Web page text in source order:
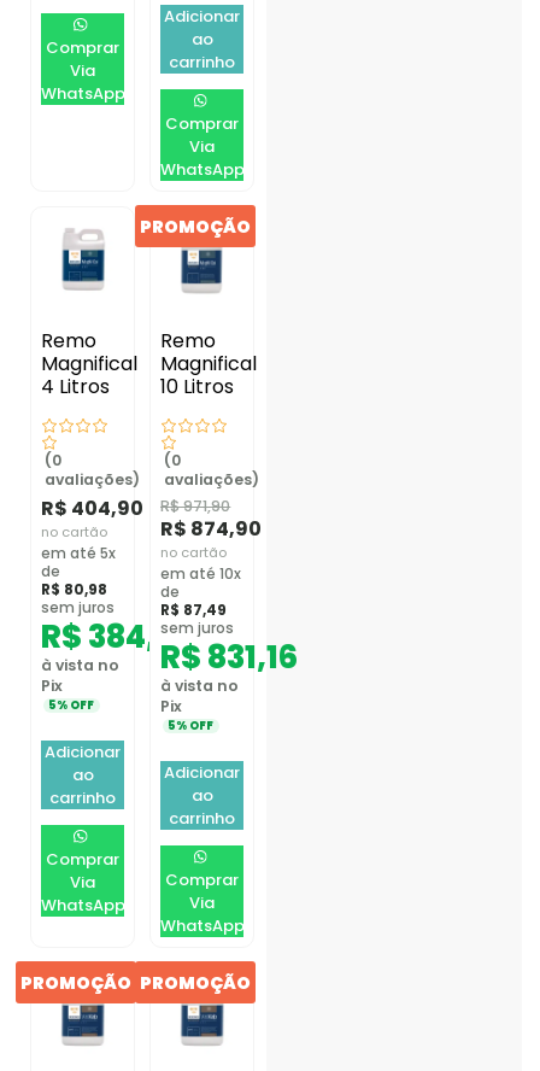
Comprar
Via
WhatsApp
Adicionar
ao
carrinho
Comprar
Via
WhatsApp
Remo
Magnifical
4 Litros
(0
avaliações)
R$ 404,90
no cartão
em até 5x
de
R$ 80,98
sem juros
R$384,66
à vista no
Pix
5% OFF
Adicionar
ao
carrinho
Comprar
Via
WhatsApp
PROMOÇÃO
Remo
Magnifical
10 Litros
(0
avaliações)
R$971,90
R$ 874,90
no cartão
em até 10x
de
R$ 87,49
sem juros
R$831,16
à vista no
Pix
5% OFF
Adicionar
ao
carrinho
Comprar
Via
WhatsApp
PROMOÇÃO PROMOÇÃO